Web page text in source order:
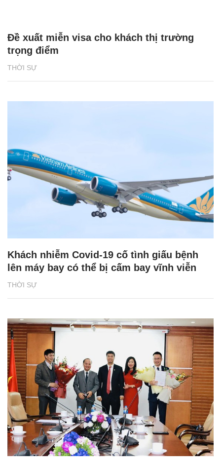
THỜI SỰ
Đề xuất miễn visa cho khách thị trường
trọng điểm
THỜI SỰ
Khách nhiễm Covid-19 cố tình giấu bệnh
lên máy bay có thể bị cấm bay vĩnh viễn